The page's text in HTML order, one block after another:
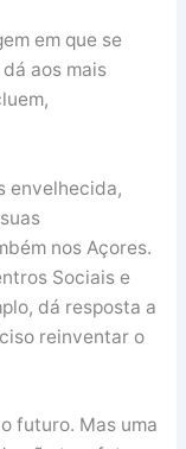
em que se
aos mais
envelhecida,
nos Açores.
Sociais e
dá resposta a
reinventar o
futuro. Mas uma